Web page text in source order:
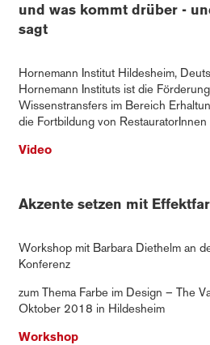
und was kommt drüber -
sagt
Hornemann Institut Hildesheim,
Hornemann Instituts ist die
Wissenstransfers im Bereich
die Fortbildung von
Video
Akzente setzen mit
Workshop mit Barbara Diethelm an
Konferenz
zum Thema Farbe im Design – The
Oktober 2018 in Hildesheim
Workshop